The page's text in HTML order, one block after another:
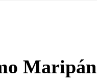
Maripán